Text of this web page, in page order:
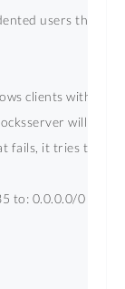
idented users that
clients without
will try
fails, it tries this
to: 0.0.0.0/0